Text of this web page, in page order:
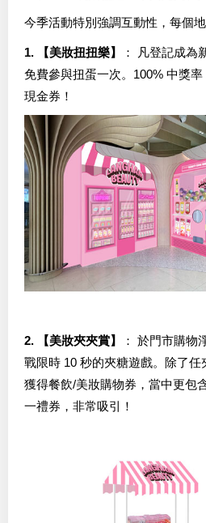
今季活動特別強調互動性，每個
1. 【美妝扭扭樂】
： 凡登記成為
免費參與扭蛋一次。100% 中獎
現金券！
2. 【美妝夾夾賞】
： 於門市購物
戰限時 10 秒的夾糖遊戲。除了
獲得餐飲/美妝購物券，當中更包
一禮券，非常吸引！